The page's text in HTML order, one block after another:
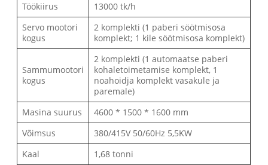
Töökiirus
13000 tk/h
Servo mootori
kogus
2 komplekti (1 paberi söötmisosa
komplekt; 1 kile söötmisosa komplekt)
Sammumootori
kogus
2 komplekti (1 automaatse paberi
kohaletoimetamise komplekt, 1
noahoidja komplekt vasakule ja
paremale)
Masina suurus
4600 * 1500 * 1600 mm
Võimsus
380/415V 50/60Hz 5,5KW
Kaal
1,68 tonni